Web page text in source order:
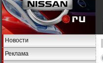
Новости
Реклама